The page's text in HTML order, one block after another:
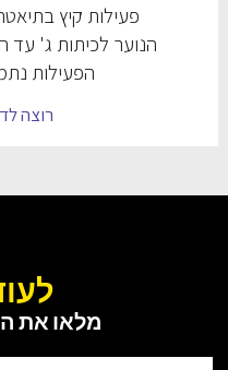
הנוער לכיתות ג'
הפעילות
רוצה
מלאו את